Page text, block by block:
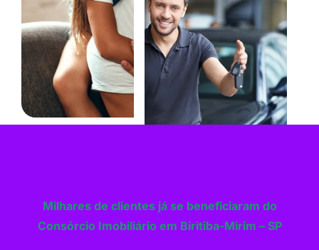
Milhares de clientes já se beneficiaram do
Consórcio Imobiliário em Biritiba-Mirim – SP